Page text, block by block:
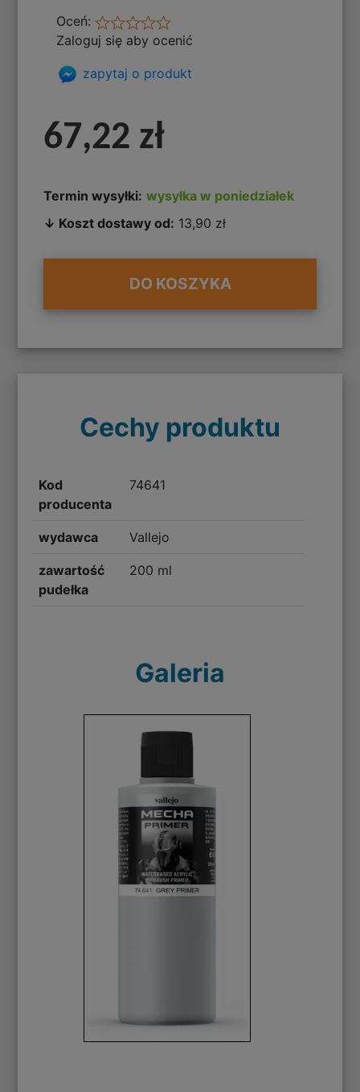
Oceń:
Zaloguj się aby ocenić
zapytaj o produkt
67,22 zł
Termin wysyłki: wysyłka w poniedziałek
↓ Koszt dostawy od: 13,90 zł
DO KOSZYKA
Cechy produktu
Kod
producenta
74641
wydawca Vallejo
zawartość
pudełka
200 ml
Galeria